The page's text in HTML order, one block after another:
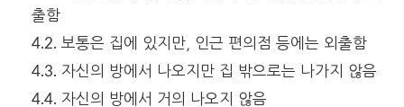
출함
보통은 집에 있지만, 인근 편의점 등에는 외출함
자신의 방에서 나오지만 집 밖으로는 나가지 않음
자신의 방에서 거의 나오지 않음